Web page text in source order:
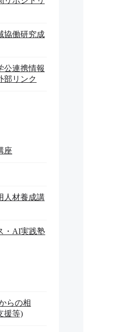
協働研究成
公連携情報
リンク
座
人材養成講
・AI実践塾
らの相
援等)